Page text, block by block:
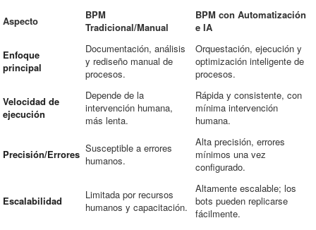
Aspecto
BPM
Tradicional/Manual
BPM con Automatización
e IA
Enfoque
principal
Documentación, análisis
y rediseño manual de
procesos.
Orquestación, ejecución y
optimización inteligente de
procesos.
Velocidad de
ejecución
Depende de la
intervención humana,
más lenta.
Rápida y consistente, con
mínima intervención
humana.
Precisión/Errores Susceptible a errores
humanos.
Alta precisión, errores
mínimos una vez
configurado.
Escalabilidad
Limitada por recursos
humanos y capacitación.
Altamente escalable; los
bots pueden replicarse
fácilmente.